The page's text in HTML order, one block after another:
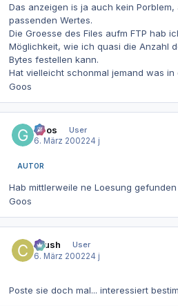
Das anzeigen is ja auch kein Porblem,
passenden Wertes.
Die Groesse des Files aufm FTP hab
Möglichkeit, wie ich quasi die Anzahl
Bytes festellen kann.
Hat vielleicht schonmal jemand was in
Goos
Goos
User
6. März 200224 j
AUTOR
Hab mittlerweile ne Loesung gefunden
Goos
Crush
User
6. März 200224 j
Poste sie doch mal... interessiert